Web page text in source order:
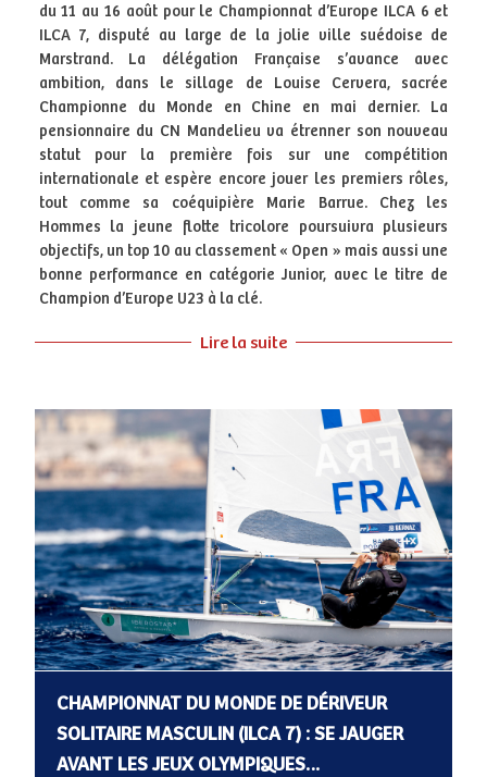
du 11 au 16 août pour le Championnat d’Europe ILCA 6 et
ILCA 7, disputé au large de la jolie ville suédoise de
Marstrand. La délégation Française s’avance avec
ambition, dans le sillage de Louise Cervera, sacrée
Championne du Monde en Chine en mai dernier. La
pensionnaire du CN Mandelieu va étrenner son nouveau
statut pour la première fois sur une compétition
internationale et espère encore jouer les premiers rôles,
tout comme sa coéquipière Marie Barrue. Chez les
Hommes la jeune flotte tricolore poursuivra plusieurs
objectifs, un top 10 au classement « Open » mais aussi une
bonne performance en catégorie Junior, avec le titre de
Champion d’Europe U23 à la clé.
Lire la suite
CHAMPIONNAT DU MONDE DE DÉRIVEUR
SOLITAIRE MASCULIN (ILCA 7) : SE JAUGER
AVANT LES JEUX OLYMPIQUES…